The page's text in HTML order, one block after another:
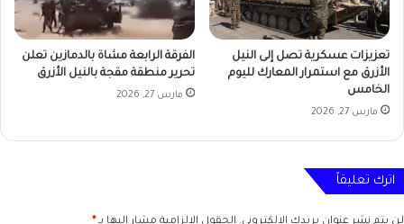
تعزيزات عسكرية تصل إلى النيل
الأزرق مع استمرار المعارك لليوم
الخامس
مارس 27, 2026
الفرقة الرابعة مشاة بالدمازين تعلن
تحرير منطقة مقجة بالنيل الأزرق
مارس 27, 2026
اترك تعليقاً
لن يتم نشر عنوان بريدك الإلكتروني. الحقول الإلزامية مشار إليها بـ*